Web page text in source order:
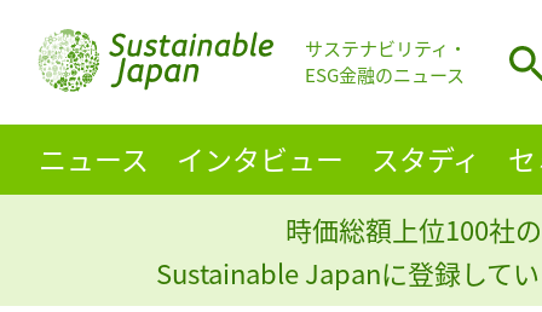
サステナビリティ・
ESG金融のニュース
ニュース インタビュー スタディ
時価総額上位100社
Sustainable Japanに登録して